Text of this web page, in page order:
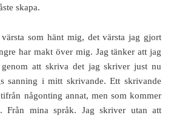
skapa.
som hänt mig, det värsta jag gjort
har makt över mig. Jag tänker att jag
att skriva det jag skriver just nu
sanning i mitt skrivande. Ett skrivande
någonting annat, men som kommer
Från mina språk. Jag skriver utan att